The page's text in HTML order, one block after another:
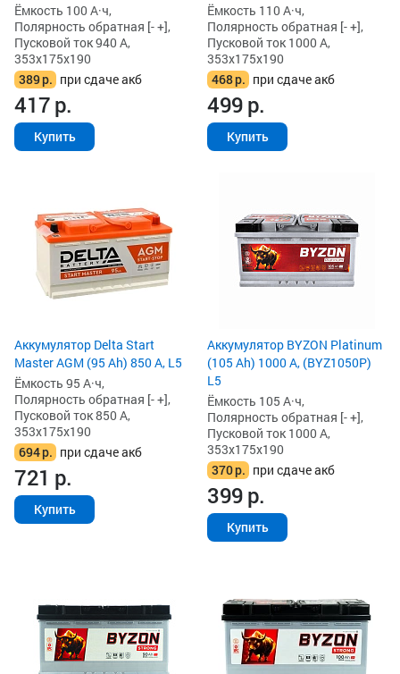
Ёмкость 100 А·ч,
Полярность обратная [- +],
Пусковой ток 940 А,
353x175x190
389р. при сдаче акб
417р.
Купить
Ёмкость 110 А·ч,
Полярность обратная [- +],
Пусковой ток 1000 А,
353x175x190
468р. при сдаче акб
499р.
Купить
Аккумулятор Delta Start
Master AGM (95 Ah) 850 А, L5
Ёмкость 95 А·ч,
Полярность обратная [- +],
Пусковой ток 850 А,
353x175x190
694р. при сдаче акб
721 р.
Купить
Аккумулятор BYZON Platinum
(105 Ah) 1000 А, (BYZ1050P)
L5
Ёмкость 105 А·ч,
Полярность обратная [- +],
Пусковой ток 1000 А,
353x175x190
370р. при сдаче акб
399р.
Купить